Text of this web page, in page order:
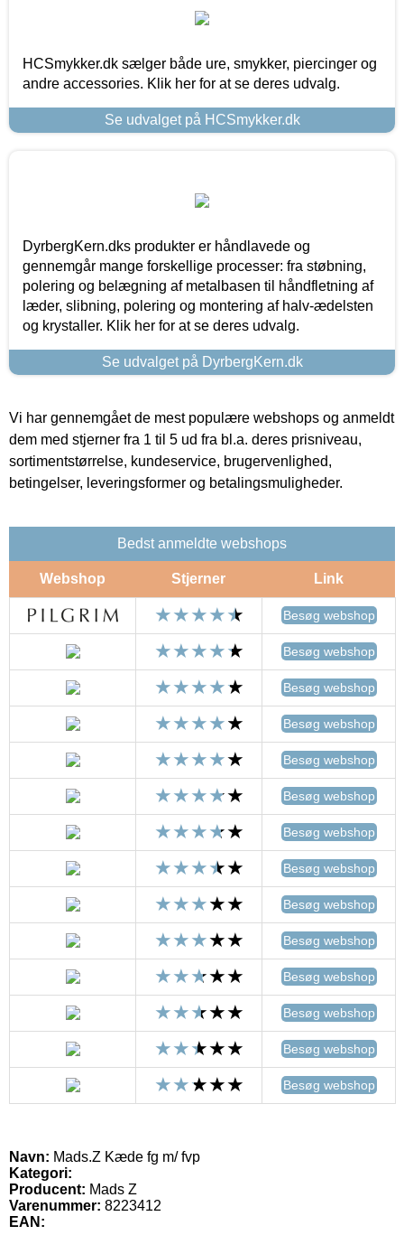
HCSmykker.dk sælger både ure, smykker, piercinger og
andre accessories. Klik her for at se deres udvalg.
Se udvalget på HCSmykker.dk
DyrbergKern.dks produkter er håndlavede og
gennemgår mange forskellige processer: fra støbning,
polering og belægning af metalbasen til håndfletning af
læder, slibning, polering og montering af halv-ædelsten
og krystaller. Klik her for at se deres udvalg.
Se udvalget på DyrbergKern.dk
Vi har gennemgået de mest populære webshops og anmeldt
dem med stjerner fra 1 til 5 ud fra bl.a. deres prisniveau,
sortimentstørrelse, kundeservice, brugervenlighed,
betingelser, leveringsformer og betalingsmuligheder.
Bedst anmeldte webshops
Webshop Stjerner Link
Besøg webshop
Besøg webshop
Besøg webshop
Besøg webshop
Besøg webshop
Besøg webshop
Besøg webshop
Besøg webshop
Besøg webshop
Besøg webshop
Besøg webshop
Besøg webshop
Besøg webshop
Besøg webshop
Navn: Mads.Z Kæde fg m/ fvp
Kategori:
Producent: Mads Z
Varenummer: 8223412
EAN: